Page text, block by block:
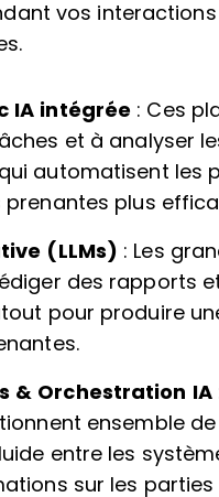
vos
IA intégrée : Ces
et à analyser
automatisent les
prenantes plus
(LLMs) : Les
des rapports
pour produire
& Orchestration IA
ensemble
entre les
sur les parties